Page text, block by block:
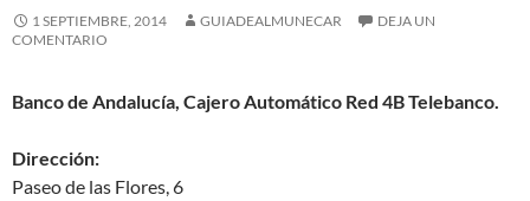
1 SEPTIEMBRE, 2014 GUIADEALMUNECAR
DEJA UN
COMENTARIO
Banco de Andalucía, Cajero Automático Red 4B Telebanco.
Dirección:
Paseo de las Flores, 6